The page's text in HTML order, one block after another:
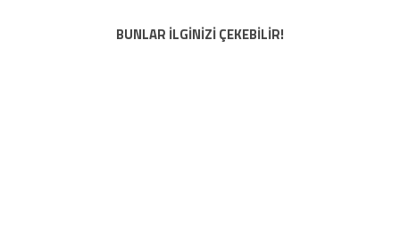
BUNLAR İLGİNİZİ ÇEKEBİLİR!